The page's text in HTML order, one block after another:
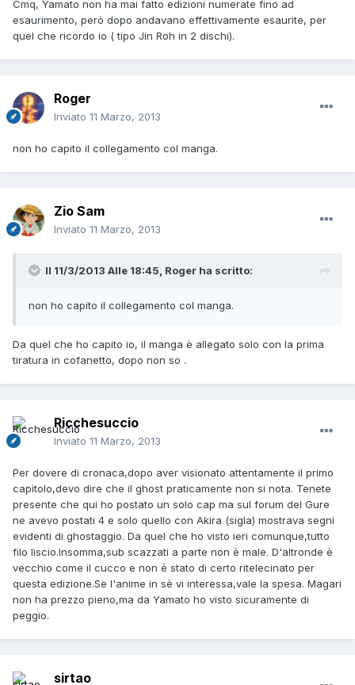
Cmq, Yamato non ha mai fatto edizioni numerate fino ad
esaurimento, però dopo andavano effettivamente esaurite, per
quel che ricordo io ( tipo Jin Roh in 2 dischi).
Roger
Inviato 11 Marzo, 2013
non ho capito il collegamento col manga.
Zio Sam
Inviato 11 Marzo, 2013
Il 11/3/2013 Alle 18:45, Roger ha scritto:
non ho capito il collegamento col manga.
Da quel che ho capito io, il manga è allegato solo con la prima
tiratura in cofanetto, dopo non so .
Ricchesuccio
Inviato 11 Marzo, 2013
Per dovere di cronaca,dopo aver visionato attentamente il primo
capitolo,devo dire che il ghost praticamente non si nota. Tenete
presente che qui ho postato un solo cap ma sul forum del Gure
ne avevo postati 4 e solo quello con Akira (sigla) mostrava segni
evidenti di ghostaggio. Da quel che ho visto ieri comunque,tutto
filo liscio.Insomma,sub scazzati a parte non è male. D'altronde è
vecchio come il cucco e non è stato di certo ritelecinato per
questa edizione.Se l'anime in sè vi interessa,vale la spesa. Magari
non ha prezzo pieno,ma da Yamato ho visto sicuramente di
peggio.
sirtao